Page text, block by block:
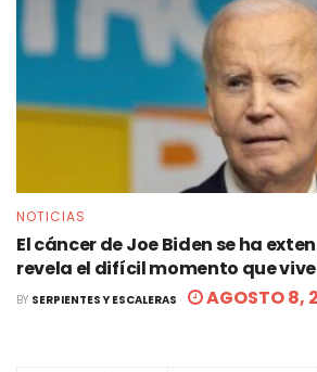
NOTICIAS
El cáncer de Joe Biden se ha
revela el difícil momento que vive
BY SERPIENTES Y ESCALERAS AGOSTO 8,